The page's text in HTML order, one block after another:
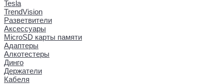
Tesla
TrendVision
Разветвители
Аксессуары
MicroSD карты памяти
Адаптеры
Алкотестеры
Динго
Держатели
Кабеля